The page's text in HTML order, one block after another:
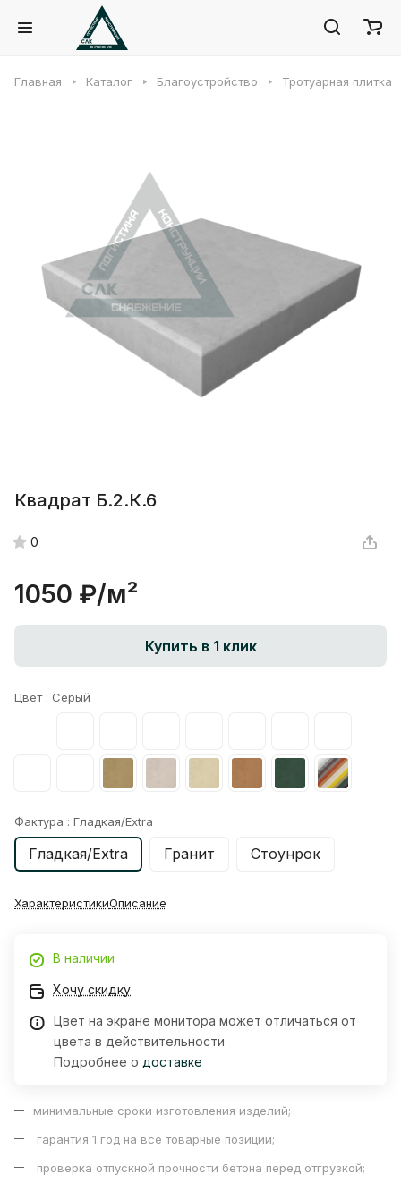
Главная Каталог Благоустройство Тротуарная плитка
Квадрат Б.2.К.6
0
1050 ₽/м²
Купить в 1 клик
Цвет : Серый
Фактура : Гладкая/Extra
Гладкая/Extra Гранит Стоунрок
ХарактеристикиОписание
В наличии
Хочу скидку
Цвет на экране монитора может отличаться от
цвета в действительности
Подробнее о доставке
минимальные сроки изготовления изделий;
гарантия 1 год на все товарные позиции;
проверка отпускной прочности бетона перед отгрузкой;